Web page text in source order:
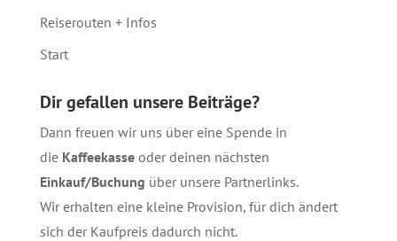
Reiserouten + Infos
Start
Dir gefallen unsere Beiträge?
Dann freuen wir uns über eine Spende in
die Kaffeekasseoder deinen nächsten
Einkauf/Buchung über unsere Partnerlinks.
Wir erhalten eine kleine Provision, für dich ändert
sich der Kaufpreis dadurch nicht.